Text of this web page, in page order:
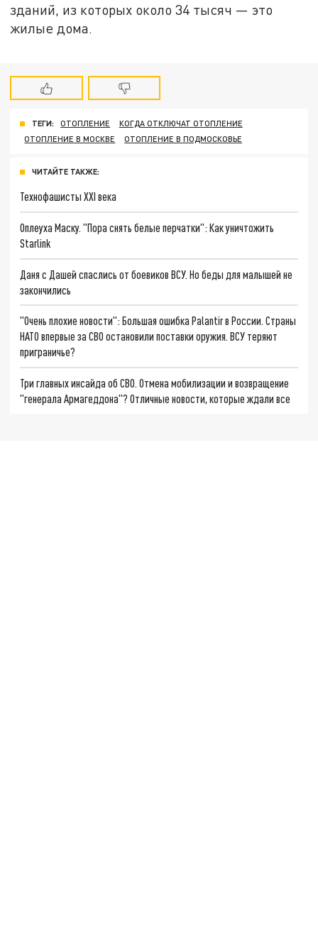
зданий, из которых около 34 тысяч — это
жилые дома.
ТЕГИ: ОТОПЛЕНИЕ
КОГДА ОТКЛЮЧАТ ОТОПЛЕНИЕ
ОТОПЛЕНИЕ В МОСКВЕ
ОТОПЛЕНИЕ В ПОДМОСКОВЬЕ
ЧИТАЙТЕ ТАКЖЕ:
Технофашисты XXI века
Оплеуха Маску. "Пора снять белые перчатки": Как уничтожить
Starlink
Даня с Дашей спаслись от боевиков ВСУ. Но беды для малышей не
закончились
"Очень плохие новости": Большая ошибка Palantir в России. Страны
НАТО впервые за СВО остановили поставки оружия. ВСУ теряют
приграничье?
Три главных инсайда об СВО. Отмена мобилизации и возвращение
"генерала Армагеддона"? Отличные новости, которые ждали все